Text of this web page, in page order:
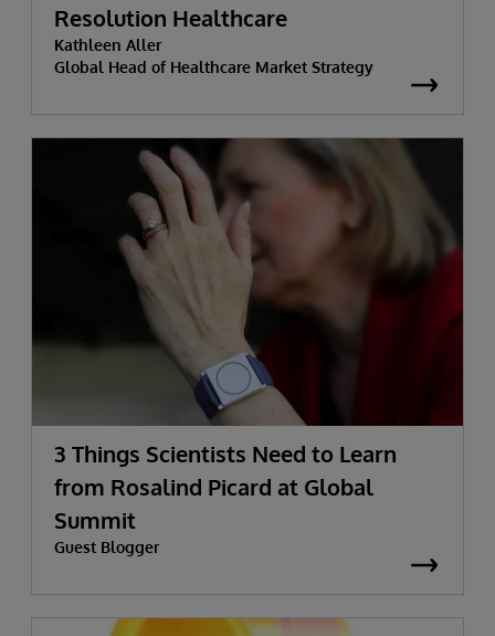
Resolution Healthcare
Kathleen Aller
Global Head of Healthcare Market Strategy
3 Things Scientists Need to Learn
from Rosalind Picard at Global
Summit
Guest Blogger